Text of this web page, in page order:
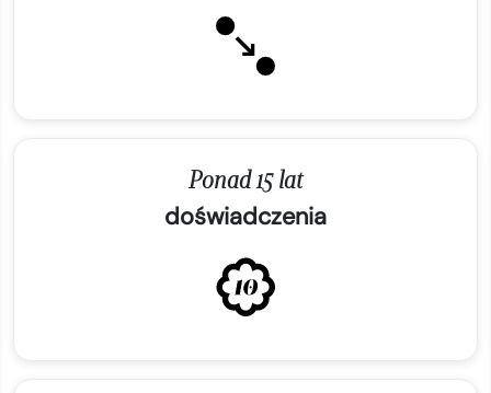
Ponad 15 lat
doświadczenia